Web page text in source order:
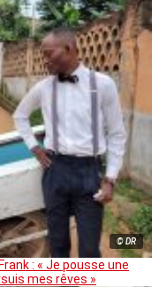
© DR
: « Je pousse une
mes rêves »